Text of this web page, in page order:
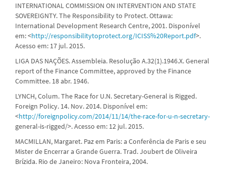
INTERNATIONAL COMMISSION ON INTERVENTION AND STATE
SOVEREIGNTY. The Responsibility to Protect. Ottawa:
International Development Research Centre, 2001. Disponível
em: <http://responsibilitytoprotect.org/ICISS%20Report.pdf>.
Acesso em: 17 jul. 2015.
LIGA DAS NAÇÕES. Assembleia. Resolução A.32(1).1946.X. General
report of the Finance Committee, approved by the Finance
Committee. 18 abr. 1946.
LYNCH, Colum. The Race for U.N. Secretary-General is Rigged.
Foreign Policy. 14. Nov. 2014. Disponível em:
<http://foreignpolicy.com/2014/11/14/the-race-for-u-n-secretary-
general-is-rigged/>. Acesso em: 12 jul. 2015.
MACMILLAN, Margaret. Paz em Paris: a Conferência de Paris e seu
Mister de Encerrar a Grande Guerra. Trad. Joubert de Oliveira
Brízida. Rio de Janeiro: Nova Fronteira, 2004.